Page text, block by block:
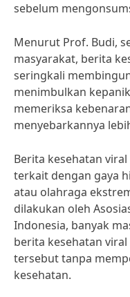
sebelum
Menurut Prof. Budi,
masyarakat, berita
seringkali
menimbulkan
memeriksa
menyebarkannya
Berita kesehatan
terkait dengan gaya
atau olahraga
dilakukan oleh
Indonesia, banyak
berita kesehatan
tersebut tanpa
kesehatan.